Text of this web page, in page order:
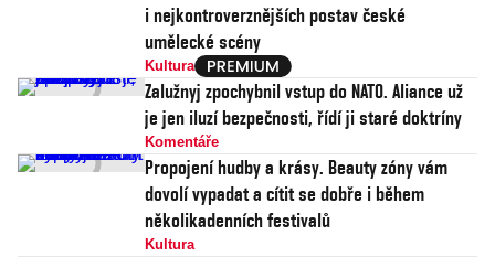
i nejkontroverznějších postav české
umělecké scény
Kultura
Zalužnyj zpochybnil vstup do NATO. Aliance už
je jen iluzí bezpečnosti, řídí ji staré doktríny
Komentáře
Propojení hudby a krásy. Beauty zóny vám
dovolí vypadat a cítit se dobře i během
několikadenních festivalů
Kultura